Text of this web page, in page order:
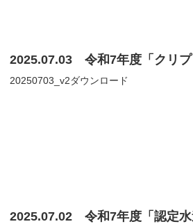
2025.07.03 令和7年度「クリプ
20250703_v2ダウンロード
2025.07.02 令和7年度「認定水